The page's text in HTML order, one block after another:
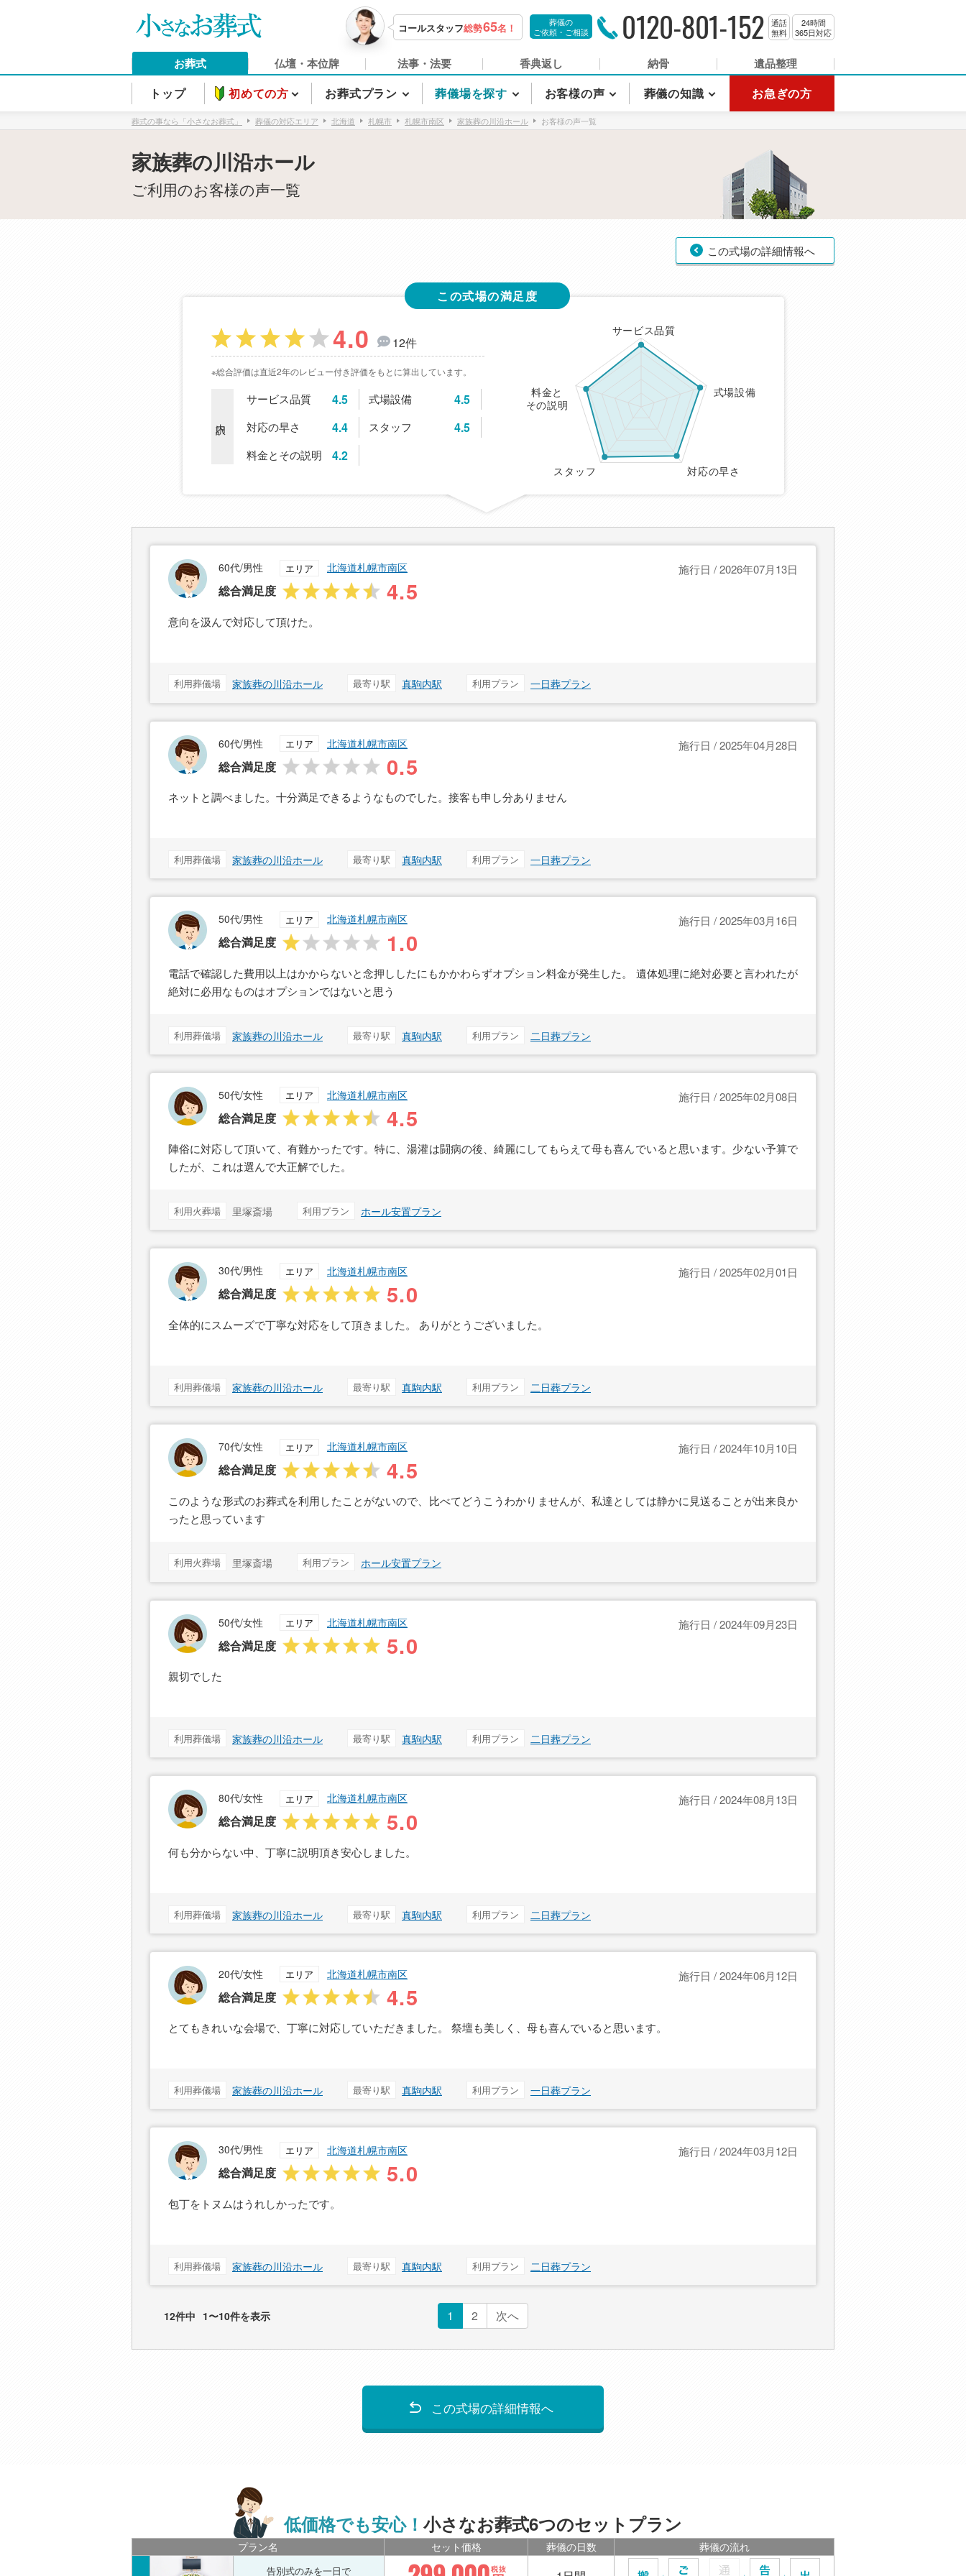
コールスタッフ総勢65名！
葬儀の
ご依頼・ご相談
0120-801-152
通話
無料
24時間
365日対応
お葬式 仏壇・本位牌 法事・法要 香典返し 納骨 遺品整理
トップ 初めての方 お葬式プラン 葬儀場を探す お客様の声 葬儀の知識 お急ぎの方
葬式の事なら「小さなお葬式」 葬儀の対応エリア 北海道 札幌市 札幌市南区 家族葬の川沿ホール お客様の声一覧
家族葬の川沿ホール
ご利用のお客様の声一覧
この式場の詳細情報へ
この式場の満足度
4.0 12件
※総合評価は直近2年のレビュー付き評価をもとに算出しています。
サービス品質 4.5 式場設備 4.5
対応の早さ 4.4 スタッフ 4.5
料金とその説明 4.2
サービス品質
式場設備
対応の早さ
スタッフ
料金と
その説明
60代/男性 エリア 北海道札幌市南区
総合満足度 4.5
施行日 / 2026年07月13日
意向を汲んで対応して頂けた。
利用葬儀場 家族葬の川沿ホール 最寄り駅 真駒内駅 利用プラン 一日葬プラン
60代/男性 エリア 北海道札幌市南区
総合満足度 0.5
施行日 / 2025年04月28日
ネットと調べました。十分満足できるようなものでした。接客も申し分ありません
利用葬儀場 家族葬の川沿ホール 最寄り駅 真駒内駅 利用プラン 一日葬プラン
50代/男性 エリア 北海道札幌市南区
総合満足度 1.0
施行日 / 2025年03月16日
電話で確認した費用以上はかからないと念押ししたにもかかわらずオプション料金が発生した。 遺体処理に絶対必要と言われたが
絶対に必用なものはオプションではないと思う
利用葬儀場 家族葬の川沿ホール 最寄り駅 真駒内駅 利用プラン 二日葬プラン
50代/女性 エリア 北海道札幌市南区
総合満足度 4.5
施行日 / 2025年02月08日
陣俗に対応して頂いて、有難かったです。特に、湯灌は闘病の後、綺麗にしてもらえて母も喜んでいると思います。少ない予算で
したが、これは選んで大正解でした。
利用火葬場 里塚斎場 利用プラン ホール安置プラン
30代/男性 エリア 北海道札幌市南区
総合満足度 5.0
施行日 / 2025年02月01日
全体的にスムーズで丁寧な対応をして頂きました。 ありがとうございました。
利用葬儀場 家族葬の川沿ホール 最寄り駅 真駒内駅 利用プラン 二日葬プラン
70代/女性 エリア 北海道札幌市南区
総合満足度 4.5
施行日 / 2024年10月10日
このような形式のお葬式を利用したことがないので、比べてどうこうわかりませんが、私達としては静かに見送ることが出来良か
ったと思っています
利用火葬場 里塚斎場 利用プラン ホール安置プラン
50代/女性 エリア 北海道札幌市南区
総合満足度 5.0
施行日 / 2024年09月23日
親切でした
利用葬儀場 家族葬の川沿ホール 最寄り駅 真駒内駅 利用プラン 二日葬プラン
80代/女性 エリア 北海道札幌市南区
総合満足度 5.0
施行日 / 2024年08月13日
何も分からない中、丁寧に説明頂き安心しました。
利用葬儀場 家族葬の川沿ホール 最寄り駅 真駒内駅 利用プラン 二日葬プラン
20代/女性 エリア 北海道札幌市南区
総合満足度 4.5
施行日 / 2024年06月12日
とてもきれいな会場で、丁寧に対応していただきました。 祭壇も美しく、母も喜んでいると思います。
利用葬儀場 家族葬の川沿ホール 最寄り駅 真駒内駅 利用プラン 一日葬プラン
30代/男性 エリア 北海道札幌市南区
総合満足度 5.0
施行日 / 2024年03月12日
包丁をトヌムはうれしかったです。
利用葬儀場 家族葬の川沿ホール 最寄り駅 真駒内駅 利用プラン 二日葬プラン
1 2 次へ
12件中 1〜10件を表示
この式場の詳細情報へ
低価格でも安心！ 小さなお葬式6つのセットプラン
プラン名 セット価格 葬儀の日数 葬儀の流れ
告別式のみを一日で 税抜